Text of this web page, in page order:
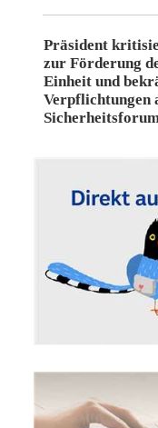
Präsident
zur Förderung
Einheit und
Verpflichtungen